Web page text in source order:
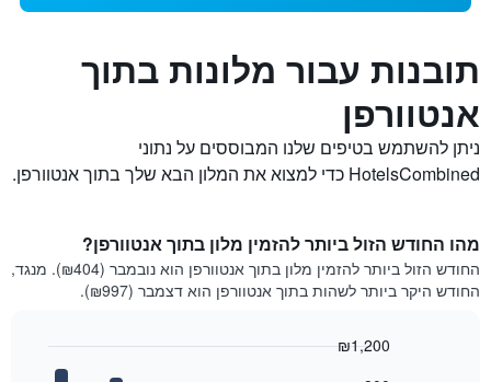
תובנות עבור מלונות בתוך
אנטוורפן
ניתן להשתמש בטיפים שלנו המבוססים על נתוני
HotelsCombined כדי למצוא את המלון הבא שלך בתוך אנטוורפן.
מהו החודש הזול ביותר להזמין מלון בתוך אנטוורפן?
החודש הזול ביותר להזמין מלון בתוך אנטוורפן הוא נובמבר (₪404). מנגד,
החודש היקר ביותר לשהות בתוך אנטוורפן הוא דצמבר (₪997).
₪1,200